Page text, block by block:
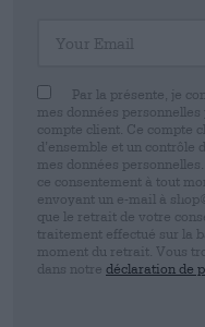
Par la présente, je
mes données
compte client. Ce compte
d’ensemble et un
mes données
ce consentement à tout
envoyant un e-mail à
que le retrait de votre
traitement effectué sur la
moment du retrait. Vous
dans notre déclaration de